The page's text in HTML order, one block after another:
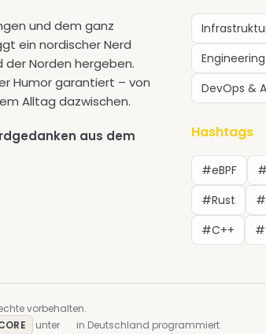
und dem ganz
ein nordischer Nerd
der Norden hergeben.
Humor garantiert – von
Alltag dazwischen.
aus dem
DevOps &
Hashtags
#eBPF
#Rust
#C++
vorbehalten.
unter in Deutschland programmiert.